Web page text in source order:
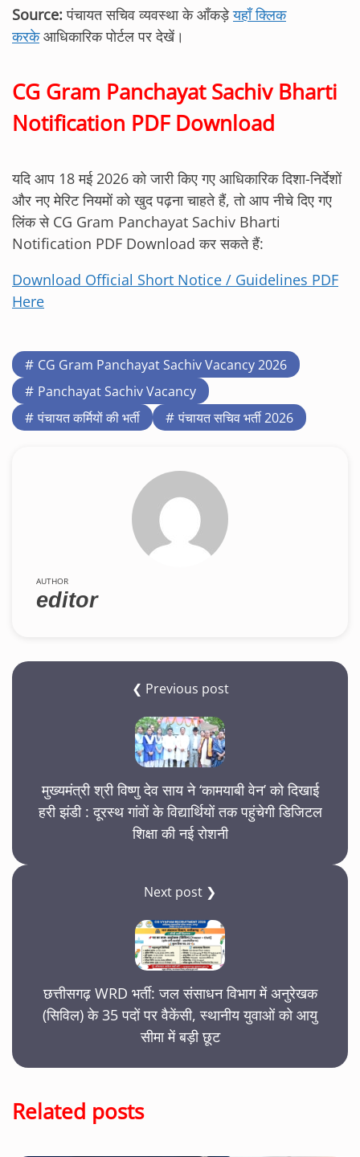
Source: पंचायत सचिव व्यवस्था के आँकड़ेयहाँ क्लिक
करकेआधिकारिक पोर्टल पर देखें।
CG Gram Panchayat Sachiv Bharti
Notification PDF Download
यदि आप 18 मई 2026 को जारी किए गए आधिकारिक दिशा-निर्देशों
और नए मेरिट नियमों को खुद पढ़ना चाहते हैं, तो आप नीचे दिए गए
लिंक से CG Gram Panchayat Sachiv Bharti
Notification PDF Download कर सकते हैं:
Download Official Short Notice / Guidelines PDF
Here
CG Gram Panchayat Sachiv Vacancy 2026
Panchayat Sachiv Vacancy
पंचायत कर्मियों की भर्ती
पंचायत सचिव भर्ती 2026
AUTHOR
editor
❮ Previous post
मुख्यमंत्री श्री विष्णु देव साय ने ‘कामयाबी वेन’ को दिखाई
हरी झंडी : दूरस्थ गांवों के विद्यार्थियों तक पहुंचेगी डिजिटल
शिक्षा की नई रोशनी
Next post ❯
छत्तीसगढ़ WRD भर्ती: जल संसाधन विभाग में अनुरेखक
(सिविल) के 35 पदों पर वैकेंसी, स्थानीय युवाओं को आयु
सीमा में बड़ी छूट
Related posts